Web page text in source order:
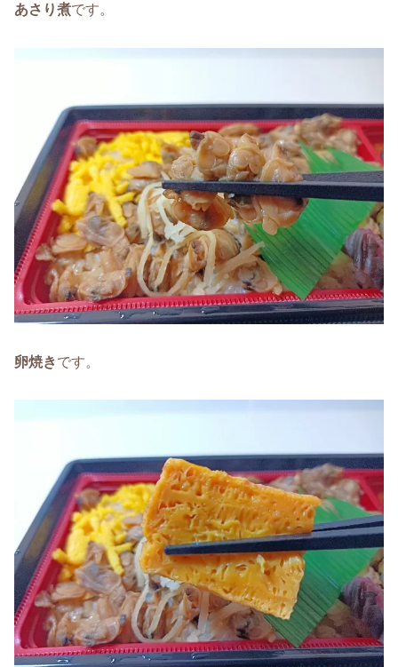
あさり煮です。
卵焼きです。